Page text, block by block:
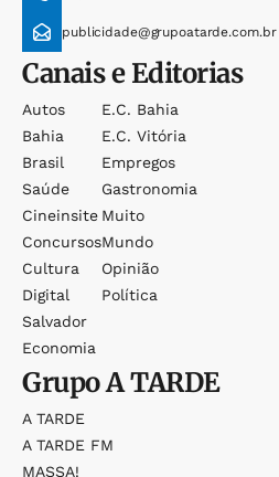
publicidade@grupoatarde.com.br
Canais e Editorias
Autos
Bahia
Brasil
Saúde
Cineinsite
Concursos
Cultura
Digital
Salvador
Economia
E.c. Bahia
E.c. Vitória
Empregos
Gastronomia
Muito
Mundo
Opinião
Política
GrupoA TARDE
A TARDE
A TARDE FM
MASSA!